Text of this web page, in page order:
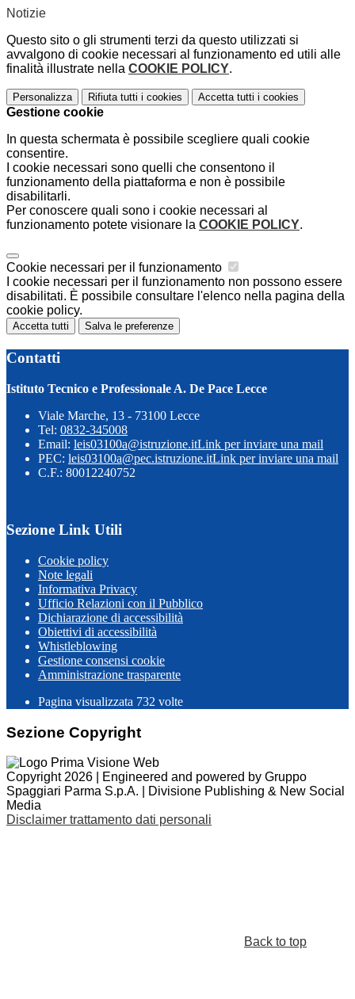
Notizie
Questo sito o gli strumenti terzi da questo utilizzati si
avvalgono di cookie necessari al funzionamento ed utili alle
finalità illustrate nella COOKIE POLICY.
Personalizza Rifiuta tutti i cookies Accetta tutti i cookies
Gestione cookie
In questa schermata è possibile scegliere quali cookie
consentire.
I cookie necessari sono quelli che consentono il
funzionamento della piattaforma e non è possibile
disabilitarli.
Per conoscere quali sono i cookie necessari al
funzionamento potete visionare la COOKIE POLICY.
Cookie necessari per il funzionamento
I cookie necessari per il funzionamento non possono essere
disabilitati. È possibile consultare l'elenco nella pagina della
cookie policy.
Accetta tutti Salva le preferenze
Contatti
Istituto Tecnico e Professionale A. De Pace Lecce
Viale Marche, 13 - 73100 Lecce
Tel: 0832-345008
Email: leis03100a@istruzione.itLink per inviare una mail
PEC: leis03100a@pec.istruzione.itLink per inviare una mail
C.F.: 80012240752
Sezione Link Utili
Cookie policy
Note legali
Informativa Privacy
Ufficio Relazioni con il Pubblico
Dichiarazione di accessibilità
Obiettivi di accessibilità
Whistleblowing
Gestione consensi cookie
Amministrazione trasparente
Pagina visualizzata 732 volte
Sezione Copyright
Copyright 2026 | Engineered and powered by Gruppo
Spaggiari Parma S.p.A. | Divisione Publishing & New Social
Media
Disclaimer trattamento dati personali
Back to top